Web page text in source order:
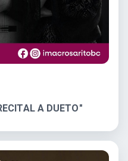
A DUETO"